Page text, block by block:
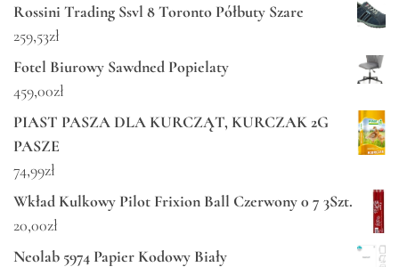
Rossini Trading Ssvl 8 Toronto Półbuty Szare
259,53zł
Fotel Biurowy Sawdned Popielaty
459,00zł
PIAST PASZA DLA KURCZĄT, KURCZAK 2G
PASZE
74,99zł
Wkład Kulkowy Pilot Frixion Ball Czerwony 0 7 3Szt.
20,00zł
Neolab 5974 Papier Kodowy Biały